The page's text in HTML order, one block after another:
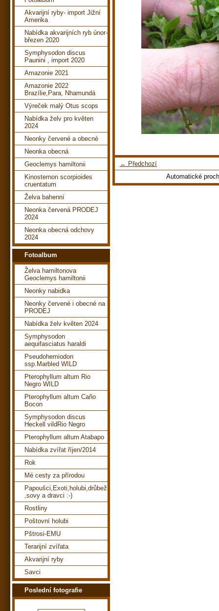
← Předchozí
Automatické
Akvarijní ryby- import Jižní
Amerika
Nabídka akvarijních ryb únor-
březen 2020
Symphysodon discus
Paunini , import 2020
Amazonie 2021
Amazonie 2022
Brazílie,Para, Nhamundá
Výreček malý Otus scops
Nabídka želv pro květen
2024
Neonky červené a obecné
Neonka obecná
Geoclemys hamiltonii
Kinosternon scorpioides
cruentatum
Želva bahenní
Neonka červená PRODEJ
2024
Neonka obecná odchovy
2024
Fotoalbum
Želva hamiltonova
Geoclemys hamiltonii
Neonky nabidka
Neonky červené i obecné na
PRODEJ
Nabídka želv květen 2024
Symphysodon
aequifasciatus haraldi
Pseudohemiodon
ssp.Marbled WILD
Pterophyllum altum Rio
Negro WILD
Pterophyllum altum Caño
Bocon
Symphysodon discus
Heckell vildRio Negro
Pterophyllum altum Atabapo
Nabídka zvířat říjen/2014
Rok
Mé cesty za přírodou
Papoušci,Exoti,holubi,drůbež
,sovy a dravci :-)
Rostliny
Poštovní holubi
Pštrosi-EMU
Terarijní zvířata
Akvarijní ryby
Savci
Poslední fotografie